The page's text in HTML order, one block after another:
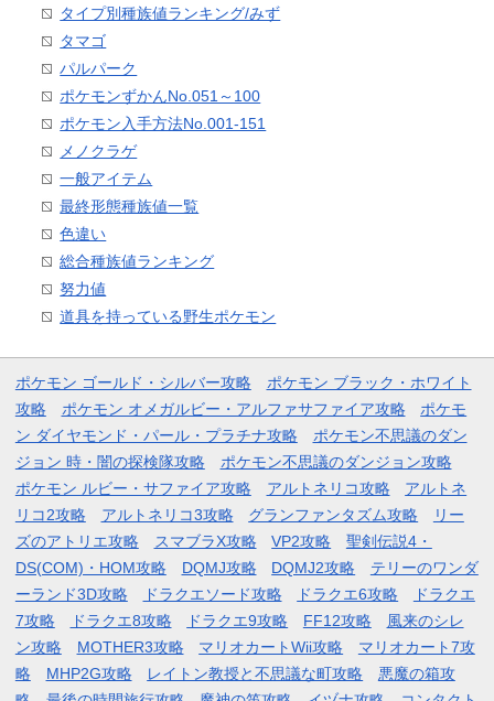
タイプ別種族値ランキング/みず
タマゴ
パルパーク
ポケモンずかんNo.051～100
ポケモン入手方法No.001-151
メノクラゲ
一般アイテム
最終形態種族値一覧
色違い
総合種族値ランキング
努力値
道具を持っている野生ポケモン
ポケモン ゴールド・シルバー攻略
ポケモン ブラック・ホワイト
攻略
ポケモン オメガルビー・アルファサファイア攻略
ポケモ
ン ダイヤモンド・パール・プラチナ攻略
ポケモン不思議のダン
ジョン 時・闇の探検隊攻略
ポケモン不思議のダンジョン攻略
ポケモン ルビー・サファイア攻略
アルトネリコ攻略
アルトネ
リコ2攻略
アルトネリコ3攻略 グランファンタズム攻略
リー
ズのアトリエ攻略
スマブラX攻略 VP2攻略
聖剣伝説4・
DS(COM)・HOM攻略
DQMJ攻略 DQMJ2攻略
テリーのワンダ
ーランド3D攻略
ドラクエソード攻略 ドラクエ6攻略
ドラクエ
7攻略
ドラクエ8攻略 ドラクエ9攻略 FF12攻略
風来のシレ
ン攻略
MOTHER3攻略 マリオカートWii攻略
マリオカート7攻
略
MHP2G攻略 レイトン教授と不思議な町攻略
悪魔の箱攻